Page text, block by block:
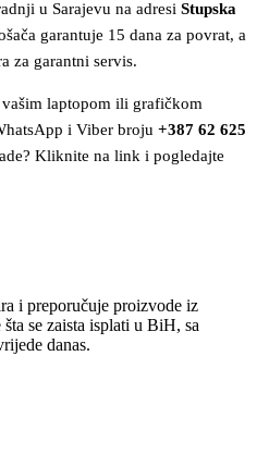
u Sarajevu na adresi Stupska
garantuje 15 dana za povrat, a
za garantni servis.
laptopom ili grafičkom
i Viber broju +387 62 625
Kliknite na link i pogledajte
i preporučuje proizvode iz
se zaista isplati u BiH, sa
danas.